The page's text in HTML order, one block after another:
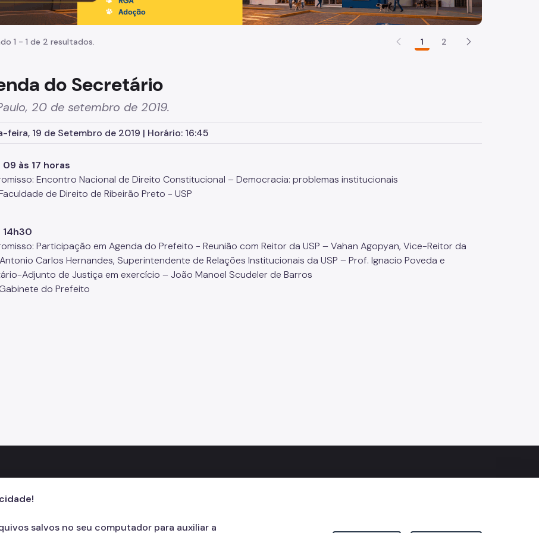
1 - 1 de 2 resultados. 1 2
do Secretário
20 de setembro de 2019.
feira, 19 de Setembro de 2019 | Horário: 16:45
09 às 17 horas
Encontro Nacional de Direito Constitucional – Democracia: problemas institucionais
de Direito de Ribeirão Preto - USP
14h30
Participação em Agenda do Prefeito - Reunião com Reitor da USP – Vahan Agopyan, Vice-Reitor da
Carlos Hernandes, Superintendente de Relações Institucionais da USP – Prof. Ignacio Poveda e
Adjunto de Justiça em exercício – João Manoel Scudeler de Barros
do Prefeito
salvos no seu computador para auxiliar a